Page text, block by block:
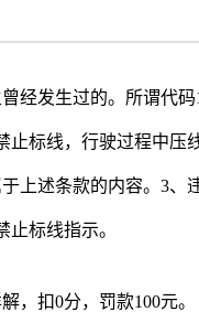
经发生过的。所谓代
止标线，行驶过程中压
上述条款的内容。3、
标线指示。
，扣0分，罚款100元。